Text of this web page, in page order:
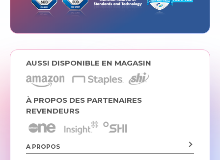
AUSSI DISPONIBLE EN MAGASIN
À PROPOS DES PARTENAIRES
REVENDEURS
A PROPOS